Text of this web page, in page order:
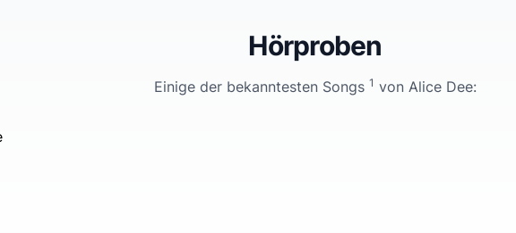
Hörproben
Einige der bekanntesten Songs 1 von Alice Dee: